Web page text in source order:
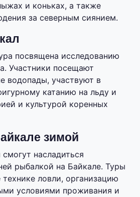
и коньках, а также
за северным сиянием.
посвящена исследованию
Участники посещают
водопады, участвуют в
катанию на льду и
и культурой коренных
зимой
насладиться
рыбалкой на Байкале. Туры
ловли, организацию
условиями проживания и